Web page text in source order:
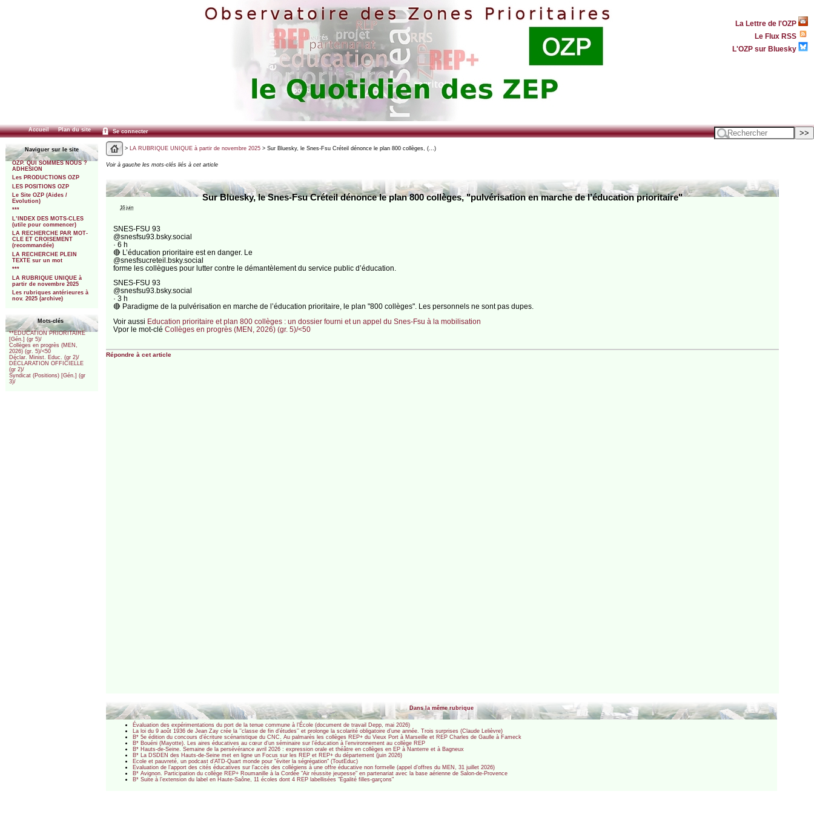
La Lettre de l'OZP
Le Flux RSS
L'OZP sur Bluesky
Accueil Plan du site Se connecter
Naviguer sur le site
OZP. QUI SOMMES NOUS ?
ADHESION
Les PRODUCTIONS OZP
LES POSITIONS OZP
Le Site OZP (Aides /
Evolution)
***
L’INDEX DES MOTS-CLES
(utile pour commencer)
LA RECHERCHE PAR MOT-
CLE ET CROISEMENT
(recommandée)
LA RECHERCHE PLEIN
TEXTE sur un mot
***
LA RUBRIQUE UNIQUE à
partir de novembre 2025
Les rubriques antérieures à
nov. 2025 (archive)
Mots-clés
**EDUCATION PRIORITAIRE
[Gén.] (gr 5)/
Collèges en progrès (MEN,
2026) (gr. 5)/<50
Déclar. Minist. Educ. (gr 2)/
DÉCLARATION OFFICIELLE
(gr 2)/
Syndicat (Positions) [Gén.] (gr
3)/
> LA RUBRIQUE UNIQUE à partir de novembre 2025> Sur Bluesky, le Snes-Fsu Créteil dénonce le plan 800 collèges, (…)
Voir à gauche les mots-clés liés à cet article
Sur Bluesky, le Snes-Fsu Créteil dénonce le plan 800 collèges, "pulvérisation en marche de l’éducation prioritaire"
16 juin
‪SNES-FSU 93‬
‪@snesfsu93.bsky.social‬
· 6 h
🔴 L’éducation prioritaire est en danger. Le
@snesfsucreteil.bsky.social
forme les collègues pour lutter contre le démantèlement du service public d’éducation.
‪SNES-FSU 93‬
‪@snesfsu93.bsky.social‬
· 3 h
🔴 Paradigme de la pulvérisation en marche de l’éducation prioritaire, le plan "800 collèges". Les personnels ne sont pas dupes.
Voir aussi Education prioritaire et plan 800 collèges : un dossier fourni et un appel du Snes-Fsu à la mobilisation
Vpor le mot-clé Collèges en progrès (MEN, 2026) (gr. 5)/<50
Répondre à cet article
Dans la même rubrique
Évaluation des expérimentations du port de la tenue commune à l’École (document de travail Depp, mai 2026)
La loi du 9 août 1936 de Jean Zay crée la ’’classe de fin d’études’’ et prolonge la scolarité obligatoire d’une année. Trois surprises (Claude Lelièvre)
B* 5e édition du concours d’écriture scénaristique du CNC. Au palmarès les collèges REP+ du Vieux Port à Marseille et REP Charles de Gaulle à Fameck
B* Bouéni (Mayotte). Les aires éducatives au cœur d’un séminaire sur l’éducation à l’environnement au collège REP
B* Hauts-de-Seine. Semaine de la persévérance avril 2026 : expression orale et théâtre en collèges en EP à Nanterre et à Bagneux
B* La DSDEN des Hauts-de-Seine met en ligne un Focus sur les REP et REP+ du département (juin 2026)
Ecole et pauvreté, un podcast d’ATD-Quart monde pour "éviter la ségrégation" (ToutEduc)
Evaluation de l’apport des cités éducatives sur l’accès des collégiens à une offre éducative non formelle (appel d’offres du MEN, 31 juillet 2026)
B* Avignon. Participation du collège REP+ Roumanille à la Cordée "Air réussite jeunesse" en partenariat avec la base aérienne de Salon-de-Provence
B* Suite à l’extension du label en Haute-Saône, 11 écoles dont 4 REP labellisées "Égalité filles-garçons"